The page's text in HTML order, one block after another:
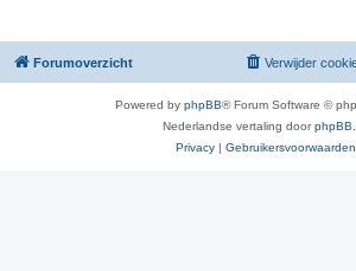
Forumoverzicht Verwijder
Powered by phpBB® Forum Software ©
Nederlandse vertaling door
Privacy | Gebruikersvoorwaarden